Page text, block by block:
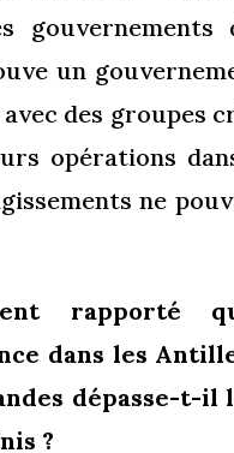
un
des groupes
opérations
ne
rapporté
dans les
dépasse-t-il
?